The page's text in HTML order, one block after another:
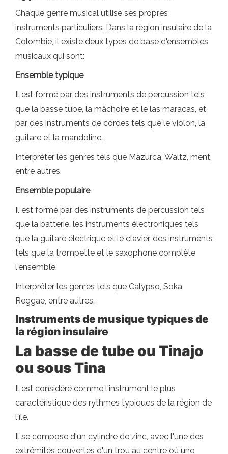
Chaque genre musical utilise ses propres
instruments particuliers. Dans la région insulaire de la
Colombie, il existe deux types de base d'ensembles
musicaux qui sont:
Ensemble typique
Il est formé par des instruments de percussion tels
que la basse tube, la mâchoire et le las maracas, et
par des instruments de cordes tels que le violon, la
guitare et la mandoline.
Interpréter les genres tels que Mazurca, Waltz, ment,
entre autres.
Ensemble populaire
Il est formé par des instruments de percussion tels
que la batterie, les instruments électroniques tels
que la guitare électrique et le clavier, des instruments
tels que la trompette et le saxophone complète
l'ensemble.
Interpréter les genres tels que Calypso, Soka,
Reggae, entre autres.
Instruments de musique typiques de
la région insulaire
La basse de tube ou Tinajo
ou sous Tina
Il est considéré comme l'instrument le plus
caractéristique des rythmes typiques de la région de
l'île.
Il se compose d'un cylindre de zinc, avec l'une des
extrémités couvertes d'un trou au centre où une